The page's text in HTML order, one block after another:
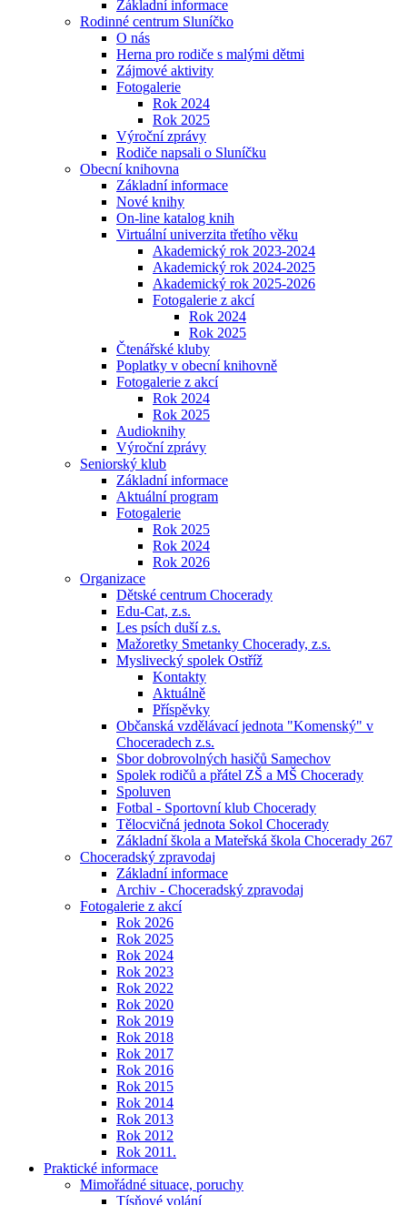
Základní informace
Rodinné centrum Sluníčko
O nás
Herna pro rodiče s malými dětmi
Zájmové aktivity
Fotogalerie
Rok 2024
Rok 2025
Výroční zprávy
Rodiče napsali o Sluníčku
Obecní knihovna
Základní informace
Nové knihy
On-line katalog knih
Virtuální univerzita třetího věku
Akademický rok 2023-2024
Akademický rok 2024-2025
Akademický rok 2025-2026
Fotogalerie z akcí
Rok 2024
Rok 2025
Čtenářské kluby
Poplatky v obecní knihovně
Fotogalerie z akcí
Rok 2024
Rok 2025
Audioknihy
Výroční zprávy
Seniorský klub
Základní informace
Aktuální program
Fotogalerie
Rok 2025
Rok 2024
Rok 2026
Organizace
Dětské centrum Chocerady
Edu-Cat, z.s.
Les psích duší z.s.
Mažoretky Smetanky Chocerady, z.s.
Myslivecký spolek Ostříž
Kontakty
Aktuálně
Příspěvky
Občanská vzdělávací jednota "Komenský" v
Choceradech z.s.
Sbor dobrovolných hasičů Samechov
Spolek rodičů a přátel ZŠ a MŠ Chocerady
Spoluven
Fotbal - Sportovní klub Chocerady
Tělocvičná jednota Sokol Chocerady
Základní škola a Mateřská škola Chocerady 267
Choceradský zpravodaj
Základní informace
Archiv - Choceradský zpravodaj
Fotogalerie z akcí
Rok 2026
Rok 2025
Rok 2024
Rok 2023
Rok 2022
Rok 2020
Rok 2019
Rok 2018
Rok 2017
Rok 2016
Rok 2015
Rok 2014
Rok 2013
Rok 2012
Rok 2011.
Praktické informace
Mimořádné situace, poruchy
Tísňové volání